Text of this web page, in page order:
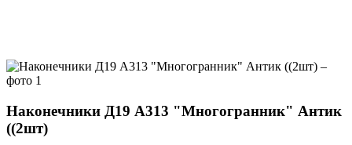
Наконечники Д19 А313 "Многогранник" Антик
((2шт)